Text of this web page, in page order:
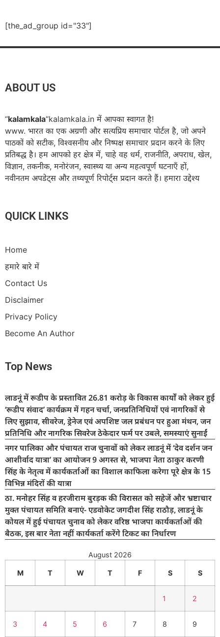
[the_ad_group id="33"]
ABOUT US
“kalamkala“kalamkala.in में आपका स्वागत है!
www. भारत का एक अग्रणी और सत्यप्रिय समाचार पोर्टल है, जो अपने
पाठकों को सटीक, विश्वसनीय और निष्पक्ष समाचार प्रदान करने के लिए
प्रतिबद्ध है। हम आपको हर क्षेत्र में, चाहे वह धर्म, राजनीति, अपराध, खेल,
विज्ञान, तकनीक, मनोरंजन, स्वास्थ्य या अन्य महत्वपूर्ण घटनाएँ हों,
नवीनतम अपडेट्स और तथ्यपूर्ण रिपोर्ट्स प्रदान करते हैं। हमारा उद्देश्य
QUICK LINKS
Home
हमारे बारे में
Contact Us
Disclaimer
Privacy Policy
Become An Author
Top News
लाडनूं में रूडीप के प्रस्तावित 26.81 करोड़ के विकास कार्यों को लेकर हुई
‘रूडीप संवाद’ कार्यक्रम में गहन चर्चा, जनप्रतिनिधियों एवं नागरिकों से
लिए सुझाव, सीवरेज, ड्रेनेज एवं अपशिष्ट जल प्रबंधन पर हुआ मंथन, जन
प्रतिनिधि और नागरिक सिवरेज ठेकेदार फर्म पर उबले, समस्याएं सुनाईं
नगर पालिका और पंचायत राज चुनावों को लेकर लाडनूं में ‘देव दर्शन जन
आशीर्वाद यात्रा’ का आयोजन 9 अगस्त से, भाजपा नेता ठाकुर करणी
सिंह के नेतृत्व में कार्यकर्ताओं का विशाल काफिला करेगा पूरे क्षेत्र के 15
विभिन्न मंदिरों की यात्रा
ठा. मनोहर सिंह व हरजीराम बुरड़क की विरासत को सहेजें और भ्रष्टाचार
मुक्त पंचायत समिति बनाएं- एडवोकेट जगदीश सिंह राठौड़, लाडनूं के
कोयल में हुई पंचायत चुनाव को लेकर वरिष्ठ भाजपा कार्यकर्ताओं की
बैठक, इस बार नेता नहीं कार्यकर्ता करेंगे टिकट का निर्धारण
August 2026
M T W T F S S
1 2
3 4 5 6 7 8 9